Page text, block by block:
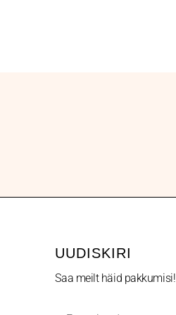
UUDISKIRI
Saa meilt häid pakkumisi!